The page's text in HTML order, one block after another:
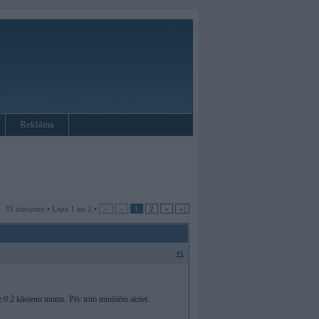
Reklāma
35 ziņojumi • Lapa 1 no 2 • |« « 1 2 » »|
#1
kāsienu mums. Pēc trim minūtēm aiziet.